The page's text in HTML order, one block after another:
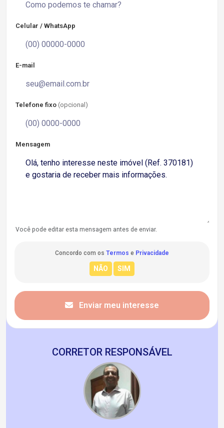
Celular / WhatsApp
E-mail
Telefone fixo (opcional)
Mensagem
Você pode editar esta mensagem antes de enviar.
Concordo com os Termos e Privacidade
Enviar meu interesse
CORRETOR RESPONSÁVEL